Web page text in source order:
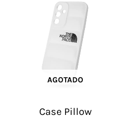
AGOTADO
Case Pillow